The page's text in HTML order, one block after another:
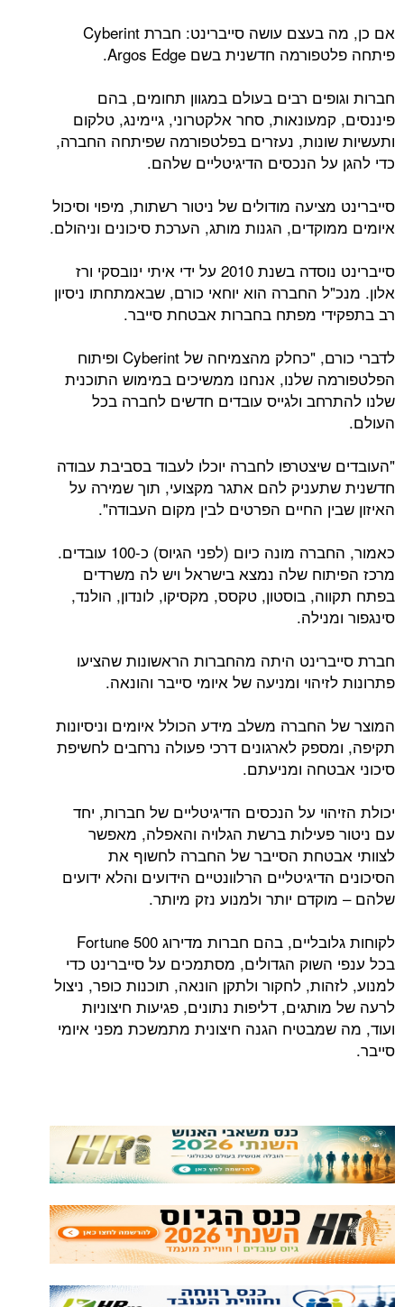
אם כן, מה בעצם עושה סייברינט: חברת Cyberint
פיתחה פלטפורמה חדשנית בשם Argos Edge.
חברות וגופים רבים בעולם במגוון תחומים, בהם
פיננסים, קמעונאות, סחר אלקטרוני, גיימינג, טלקום
ותעשיות שונות, נעזרים בפלטפורמה שפיתחה החברה,
כדי להגן על הנכסים הדיגיטליים שלהם.
סייברינט מציעה מודולים של ניטור רשתות, מיפוי וסיכול
איומים ממוקדים, הגנות מותג, הערכת סיכונים וניהולם.
סייברינט נוסדה בשנת 2010 על ידי איתי ינובסקי ורז
אלון. מנכ"ל החברה הוא יוחאי כורם, שבאמתחתו ניסיון
רב בתפקידי מפתח בחברות אבטחת סייבר.
לדברי כורם, "כחלק מהצמיחה של Cyberint ופיתוח
הפלטפורמה שלנו, אנחנו ממשיכים במימוש התוכנית
שלנו להתרחב ולגייס עובדים חדשים לחברה בכל
העולם.
"העובדים שיצטרפו לחברה יוכלו לעבוד בסביבת עבודה
חדשנית שתעניק להם אתגר מקצועי, תוך שמירה על
האיזון שבין החיים הפרטים לבין מקום העבודה".
כאמור, החברה מונה כיום (לפני הגיוס) כ-100 עובדים.
מרכז הפיתוח שלה נמצא בישראל ויש לה משרדים
בפתח תקווה, בוסטון, טקסס, מקסיקו, לונדון, הולנד,
סינגפור ומנילה.
חברת סייברינט היתה מהחברות הראשונות שהציעו
פתרונות לזיהוי ומניעה של איומי סייבר והונאה.
המוצר של החברה משלב מידע הכולל איומים וניסיונות
תקיפה, ומספק לארגונים דרכי פעולה נרחבים לחשיפת
סיכוני אבטחה ומניעתם.
יכולת הזיהוי על הנכסים הדיגיטליים של חברות, יחד
עם ניטור פעילות ברשת הגלויה והאפלה, מאפשר
לצוותי אבטחת הסייבר של החברה לחשוף את
הסיכונים הדיגיטליים הרלוונטיים הידועים והלא ידועים
שלהם – מוקדם יותר ולמנוע נזק מיותר.
לקוחות גלובליים, בהם חברות מדירוג Fortune 500
בכל ענפי השוק הגדולים, מסתמכים על סייברינט כדי
למנוע, לזהות, לחקור ולתקן הונאה, תוכנות כופר, ניצול
לרעה של מותגים, דליפות נתונים, פגיעות חיצוניות
ועוד, מה שמבטיח הגנה חיצונית מתמשכת מפני איומי
סייבר.